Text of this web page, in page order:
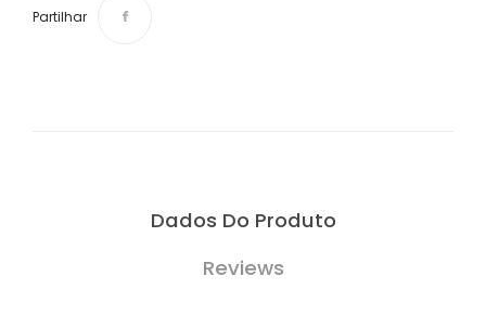
Partilhar
Dados Do Produto
Reviews